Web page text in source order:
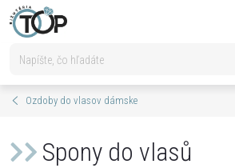
Prejsť
na
Ozdoby do vlasov dámske
Spony do vlasů